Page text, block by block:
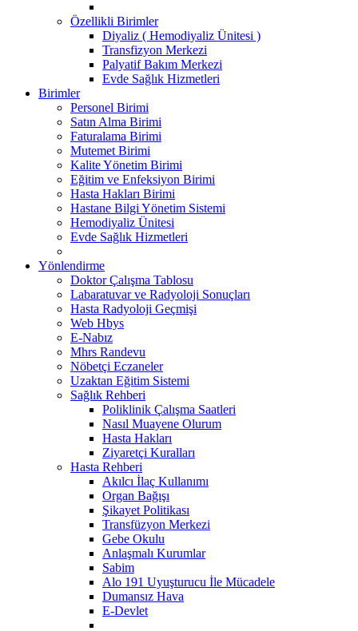
Özellikli Birimler
Diyaliz ( Hemodiyaliz Ünitesi )
Transfizyon Merkezi
Palyatif Bakım Merkezi
Evde Sağlık Hizmetleri
Birimler
Personel Birimi
Satın Alma Birimi
Faturalama Birimi
Mutemet Birimi
Kalite Yönetim Birimi
Eğitim ve Enfeksiyon Birimi
Hasta Hakları Birimi
Hastane Bilgi Yönetim Sistemi
Hemodiyaliz Ünitesi
Evde Sağlık Hizmetleri
Yönlendirme
Doktor Çalışma Tablosu
Labaratuvar ve Radyoloji Sonuçları
Hasta Radyoloji Geçmişi
Web Hbys
E-Nabız
Mhrs Randevu
Nöbetçi Eczaneler
Uzaktan Eğitim Sistemi
Sağlık Rehberi
Poliklinik Çalışma Saatleri
Nasıl Muayene Olurum
Hasta Hakları
Ziyaretçi Kuralları
Hasta Rehberi
Akılcı İlaç Kullanımı
Organ Bağışı
Şikayet Politikası
Transfüzyon Merkezi
Gebe Okulu
Anlaşmalı Kurumlar
Sabim
Alo 191 Uyuşturucu İle Mücadele
Dumansız Hava
E-Devlet